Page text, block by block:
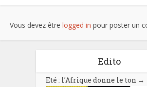
Vous devez être logged in pour poster un
Edito
Eté : l’Afrique donne le ton →